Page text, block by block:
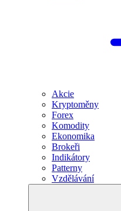
Akcie
Kryptoměny
Forex
Komodity
Ekonomika
Brokeři
Indikátory
Patterny
Vzdělávání